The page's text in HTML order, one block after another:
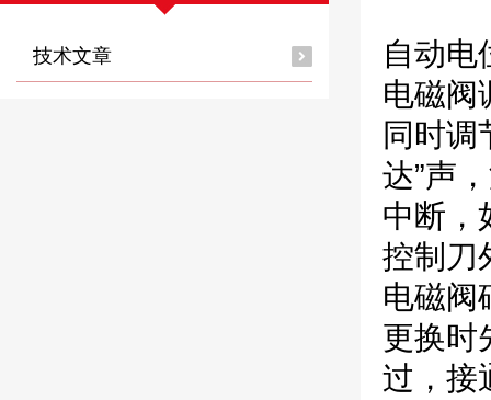
技术文章
自动电
电磁阀
同时调
达”声
中断，
控制刀
电磁阀
更换时
过，接